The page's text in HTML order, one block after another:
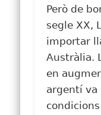
Però de
segle XX,
importar
Austràlia.
en
argentí va